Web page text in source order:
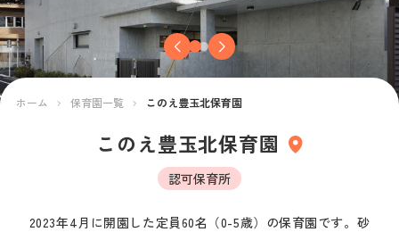
保育園一覧
お知らせ
お役立ち情報
新卒採用
ホーム 保育園一覧 このえ豊玉北保育園
このえ豊玉北保育園
認可保育所
2023年4月に開園した定員60名（0-5歳）の保育園です。砂